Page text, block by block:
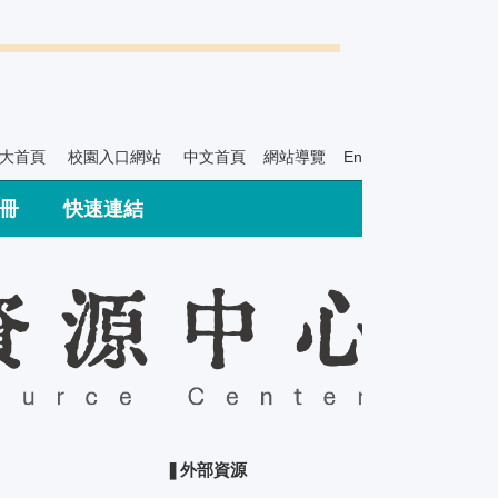
首頁 校園入口網站 中文首頁 網站導覽 English Version
快速連結
❚外部資源